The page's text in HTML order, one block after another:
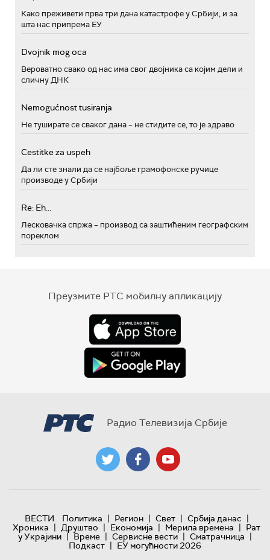
Како преживети прва три дана катастрофе у Србији, и за
шта нас припрема ЕУ
Dvojnik mog oca
Вероватно свако од нас има свог двојника са којим дели и
сличну ДНК
Nemogućnost tusiranja
Не туширате се сваког дана – не стидите се, то је здраво
Cestitke za uspeh
Да ли сте знали да се најбоље грамофонске ручице
производе у Србији
Re: Eh...
Лесковачка спржа – производ са заштићеним географским
пореклом
Преузмите РТС мобилну апликацију
Радио Телевизија Србије
ВЕСТИ Политика | Регион | Свет | Србија данас |
Хроника | Друштво | Економија | Мерила времена | Рат
у Украјини | Време | Сервисне вести | Сматрачница |
Подкаст | ЕУ могућности 2026